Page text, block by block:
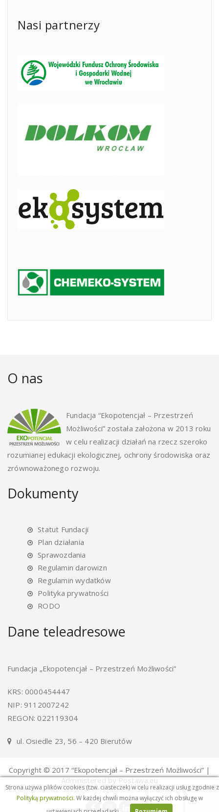
Nasi partnerzy
O nas
Fundacja “Ekopotencjał – Przestrzeń
Możliwości” została założona w 2013 roku
w celu realizacji działań na rzecz szeroko
rozumianej edukacji ekologicznej, ochrony środowiska oraz
zrównoważonego rozwoju.
Dokumenty
Statut Fundacji
Plan działania
Sprawozdania
Regulamin darowizn
Regulamin wydatków
Polityka prywatności
RODO
Dane teleadresowe
Fundacja „Ekopotencjał – Przestrzeń Możliwości”
KRS: 0000454447
NIP: 9112007242
REGON: 022119304
ul. Osiedle 23, 56 – 420 Bierutów
Copyright © 2017 “Ekopotencjał – Przestrzeń Możliwości” |
Administered by Postawa.eu
Strona używa plików cookies (tzw. ciasteczek) w celu realizacji usług zgodnie z
Polityką prywatności. W każdej chwili można wyłączyć ich obsługę w